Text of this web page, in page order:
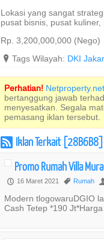
Lokasi yang sangat
pusat bisnis, pusat
Rp. 3,200,000,000 (Nego)
? Tags Wilayah: DKI
Perhatian!
bertanggung jawab
menyesatkan. Segala
pemasang iklan tersebut.
r Iklan Terkait [28B6B8]
Promo Rumah Villa
P 16 Maret 2021 , Rumah U
Modern tlogowaruDGIO
Cash Tetep *190